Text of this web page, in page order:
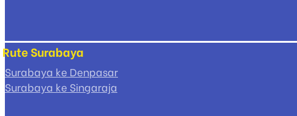
Rute Surabaya
Surabaya ke Denpasar
Surabaya ke Singaraja